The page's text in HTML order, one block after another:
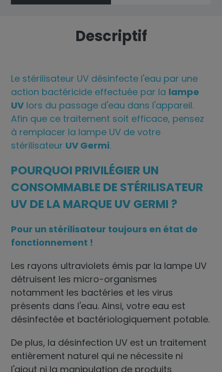
Descriptif
Le stérilisateur UV désinfecte l'eau par une
action bactéricide effectuée par la lampe
UV lors du passage d'eau dans l'appareil.
Afin que ce traitement soit efficace, pensez
à remplacer la lampe UV de votre
stérilisateur UV Germi.
POURQUOI PRIVILÉGIER UN
CONSOMMABLE DE STÉRILISATEUR
UV DE LA MARQUE UV GERMI ?
Pour un stérilisateur toujours en état de
fonctionnement !
Les rayons ultraviolets émis par la lampe UV
détruisent les micro-organismes
notamment les bactéries et les virus
présents dans l'eau. Ainsi, votre eau est
désinfectée et bactériologiquement potable.
De plus, la désinfection UV est un traitement
entièrement naturel qui ne nécessite ni
l'ajout ni la manipulation de produits